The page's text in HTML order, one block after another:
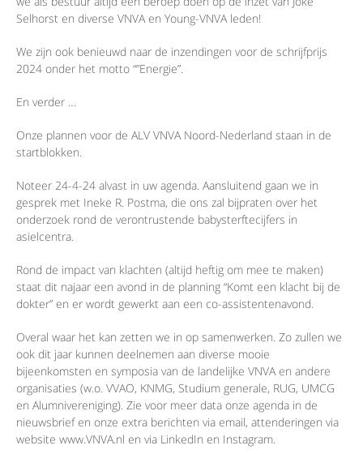
Selhorst en diverse VNVA en Young-VNVA leden!
We zijn ook benieuwd naar de inzendingen voor de schrijfprijs
2024 onder het motto “”Energie”.
En verder …
Onze plannen voor de ALV VNVA Noord-Nederland staan in de
startblokken.
Noteer 24-4-24 alvast in uw agenda. Aansluitend gaan we in
gesprek met Ineke R. Postma, die ons zal bijpraten over het
onderzoek rond de verontrustende babysterftecijfers in
asielcentra.
Rond de impact van klachten (altijd heftig om mee te maken)
staat dit najaar een avond in de planning “Komt een klacht bij de
dokter” en er wordt gewerkt aan een co-assistentenavond.
Overal waar het kan zetten we in op samenwerken. Zo zullen we
ook dit jaar kunnen deelnemen aan diverse mooie
bijeenkomsten en symposia van de landelijke VNVA en andere
organisaties (w.o. VVAO, KNMG, Studium generale, RUG, UMCG
en Alumnivereniging). Zie voor meer data onze agenda in de
nieuwsbrief en onze extra berichten via email, attenderingen via
website www.VNVA.nl en via LinkedIn en Instagram.